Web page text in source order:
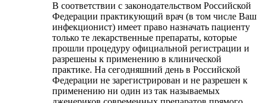
В соответствии с законодательством Российской
Федерации практикующий врач (в том числе Ваш
инфекционист) имеет право назначать пациенту
только те лекарственные препараты, которые
прошли процедуру официальной регистрации и
разрешены к применению в клинической
практике. На сегодняшний день в Российской
Федерации не зарегистрирован и не разрешен к
применению ни один из так называемых